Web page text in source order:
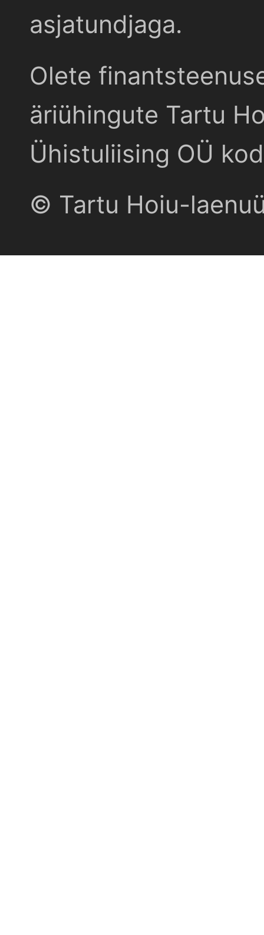
asjatundjaga.
Olete
äriühingute Tartu
Ühistuliising OÜ
© Tartu Hoiu-